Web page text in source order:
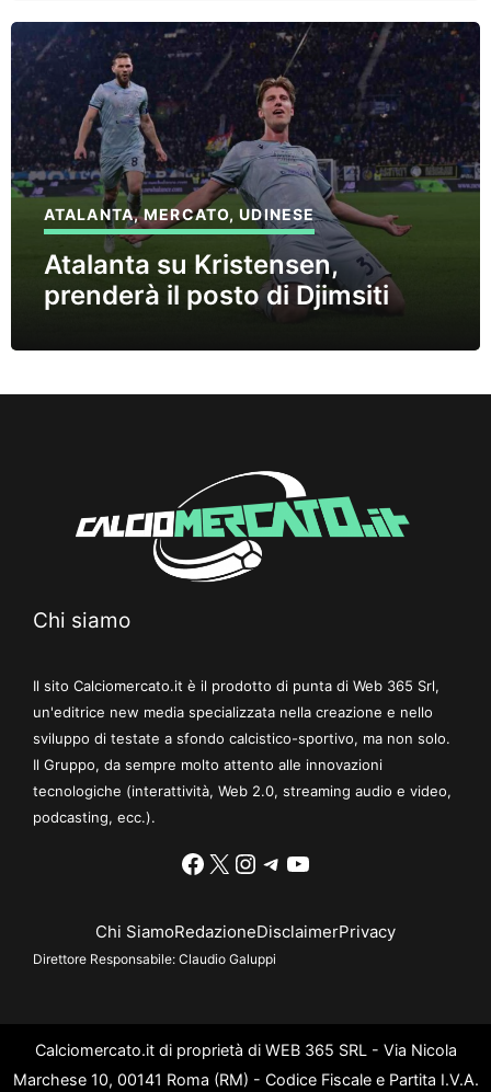
ATALANTA,MERCATO,UDINESE
Atalanta su Kristensen,
prenderà il posto di Djimsiti
Chi siamo
Il sito Calciomercato.it è il prodotto di punta di Web 365 Srl,
un'editrice new media specializzata nella creazione e nello
sviluppo di testate a sfondo calcistico-sportivo, ma non solo.
Il Gruppo, da sempre molto attento alle innovazioni
tecnologiche (interattività, Web 2.0, streaming audio e video,
podcasting, ecc.).
Facebook
X Instagram
Telegram
YouTube
Chi SiamoRedazioneDisclaimerPrivacy
Direttore Responsabile: Claudio Galuppi
Calciomercato.it di proprietà di WEB 365 SRL - Via Nicola
Marchese 10, 00141 Roma (RM) - Codice Fiscale e Partita I.V.A.